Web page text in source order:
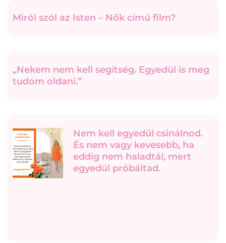
Miről szól az Isten – Nők című film?
„Nekem nem kell segítség. Egyedül is meg
tudom oldani.”
Nem kell egyedül csinálnod.
És nem vagy kevesebb, ha
eddig nem haladtál, mert
egyedül próbáltad.